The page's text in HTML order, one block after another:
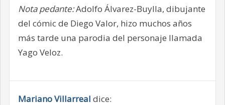
Nota pedante:Adolfo Álvarez-Buylla, dibujante
del cómic de Diego Valor, hizo muchos años
más tarde una parodia del personaje llamada
Yago Veloz.
Mariano Villarreal dice: